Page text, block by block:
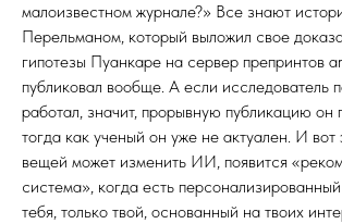
малоизвестном журнале?» Все знают
Перельманом, который выложил свое
гипотезы Пуанкаре на сервер препринтов
публиковал вообще. А если исследователь
работал, значит, прорывную публикацию он
тогда как ученый он уже не актуален. И вот
вещей может изменить ИИ, появится
система», когда есть персонализированный
тебя, только твой, основанный на твоих